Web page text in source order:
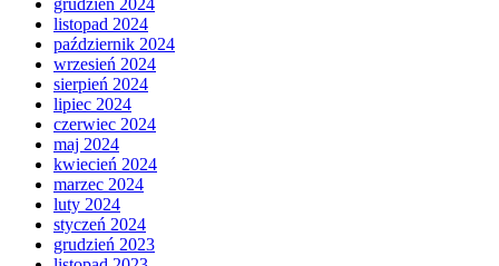
grudzień 2024
listopad 2024
październik 2024
wrzesień 2024
sierpień 2024
lipiec 2024
czerwiec 2024
maj 2024
kwiecień 2024
marzec 2024
luty 2024
styczeń 2024
grudzień 2023